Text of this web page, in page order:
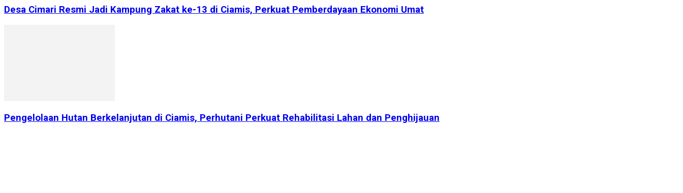
Desa Cimari Resmi Jadi Kampung Zakat ke-13 di Ciamis, Perkuat Pemberdayaan Ekonomi Umat
Pengelolaan Hutan Berkelanjutan di Ciamis, Perhutani Perkuat Rehabilitasi Lahan dan Penghijauan